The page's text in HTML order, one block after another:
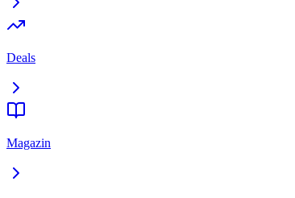
Deals
Magazin